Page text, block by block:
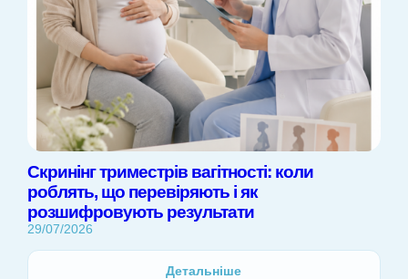
Скринінг триместрів вагітності: коли
роблять, що перевіряють і як
розшифровують результати
29/07/2026
Детальніше